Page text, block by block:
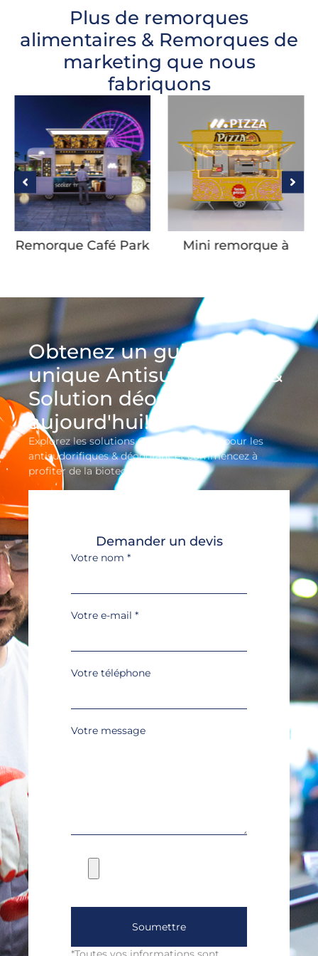
Plus de remorques
alimentaires & Remorques de
marketing que nous
fabriquons
Remorque Café Park
Mini remorque à
Obtenez un guichet
unique Antisudorifique &
Solution déodorante
aujourd'hui!
Explorez les solutions OEM sur mesure pour les
antisudorifiques & déodorant et commencez à
profiter de la biotechnologie AIMU.
Demander un devis
Votre nom *
Votre e-mail *
Votre téléphone
Votre message
Soumettre